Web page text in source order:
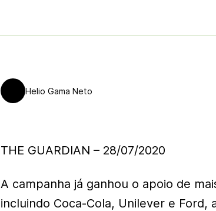
Helio Gama Neto
THE GUARDIAN – 28/07/2020
A campanha já ganhou o apoio de
incluindo Coca-Cola, Unilever e Ford,